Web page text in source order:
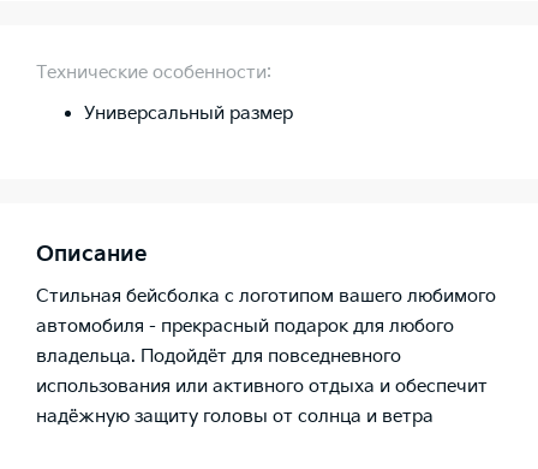
Технические особенности:
Универсальный размер
Описание
Стильная бейсболка с логотипом вашего любимого
автомобиля - прекрасный подарок для любого
владельца. Подойдёт для повседневного
использования или активного отдыха и обеспечит
надёжную защиту головы от солнца и ветра